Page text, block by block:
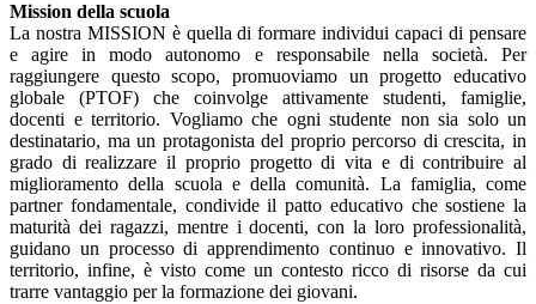
Mission della scuola
La nostra MISSION è quella di formare individui capaci di pensare
e agire in modo autonomo e responsabile nella società. Per
raggiungere questo scopo, promuoviamo un progetto educativo
globale (PTOF) che coinvolge attivamente studenti, famiglie,
docenti e territorio. Vogliamo che ogni studente non sia solo un
destinatario, ma un protagonista del proprio percorso di crescita, in
grado di realizzare il proprio progetto di vita e di contribuire al
miglioramento della scuola e della comunità. La famiglia, come
partner fondamentale, condivide il patto educativo che sostiene la
maturità dei ragazzi, mentre i docenti, con la loro professionalità,
guidano un processo di apprendimento continuo e innovativo. Il
territorio, infine, è visto come un contesto ricco di risorse da cui
trarre vantaggio per la formazione dei giovani.